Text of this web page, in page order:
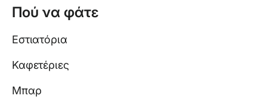
Πού να φάτε
Εστιατόρια
Καφετέριες
Μπαρ